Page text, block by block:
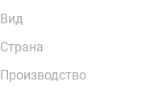
Вид
Страна
Производство